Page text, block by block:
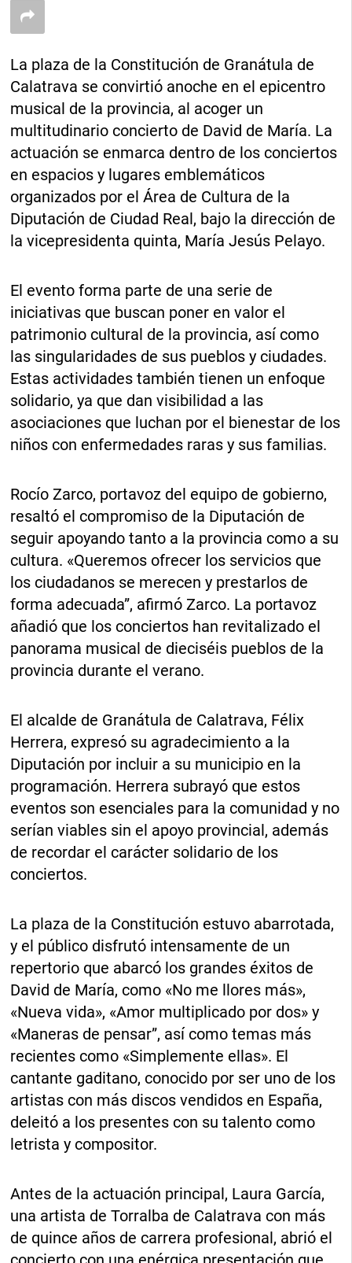
La plaza de la Constitución de Granátula de
Calatrava se convirtió anoche en el epicentro
musical de la provincia, al acoger un
multitudinario concierto de David de María. La
actuación se enmarca dentro de los conciertos
en espacios y lugares emblemáticos
organizados por el Área de Cultura de la
Diputación de Ciudad Real, bajo la dirección de
la vicepresidenta quinta, María Jesús Pelayo.
El evento forma parte de una serie de
iniciativas que buscan poner en valor el
patrimonio cultural de la provincia, así como
las singularidades de sus pueblos y ciudades.
Estas actividades también tienen un enfoque
solidario, ya que dan visibilidad a las
asociaciones que luchan por el bienestar de los
niños con enfermedades raras y sus familias.
Rocío Zarco, portavoz del equipo de gobierno,
resaltó el compromiso de la Diputación de
seguir apoyando tanto a la provincia como a su
cultura. «Queremos ofrecer los servicios que
los ciudadanos se merecen y prestarlos de
forma adecuada”, afirmó Zarco. La portavoz
añadió que los conciertos han revitalizado el
panorama musical de dieciséis pueblos de la
provincia durante el verano.
El alcalde de Granátula de Calatrava, Félix
Herrera, expresó su agradecimiento a la
Diputación por incluir a su municipio en la
programación. Herrera subrayó que estos
eventos son esenciales para la comunidad y no
serían viables sin el apoyo provincial, además
de recordar el carácter solidario de los
conciertos.
La plaza de la Constitución estuvo abarrotada,
y el público disfrutó intensamente de un
repertorio que abarcó los grandes éxitos de
David de María, como «No me llores más»,
«Nueva vida», «Amor multiplicado por dos» y
«Maneras de pensar”, así como temas más
recientes como «Simplemente ellas». El
cantante gaditano, conocido por ser uno de los
artistas con más discos vendidos en España,
deleitó a los presentes con su talento como
letrista y compositor.
Antes de la actuación principal, Laura García,
una artista de Torralba de Calatrava con más
de quince años de carrera profesional, abrió el